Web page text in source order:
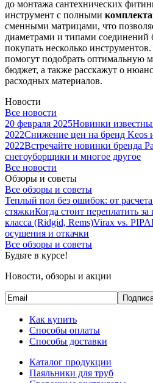
до монтажа сантехнических
инструмент с полными
сменными матрицами, что
диаметрами и типами соединений
покупать несколько
помогут подобрать оптимальную
бюджет, а также расскажут о
расходных материалов.
Новости
Все новости
20 февраля 2025Новинки
2022Снижение цен на бренд Keos
2022Встречайте новинки бренда
снегоуборщики и многое другое
Все новости
Обзоры и советы
Все обзоры и советы
Теплый пол без ошибок: от
стяжкиКогда стоит переплатить
класса (Ridgid, Rems)Virax vs.
осушения и откачки
Все обзоры и советы
Будьте в курсе!
Новости, обзоры и акции
Как купить
Способы оплаты
Способы доставки
Каталог продукции
Паяльники для труб